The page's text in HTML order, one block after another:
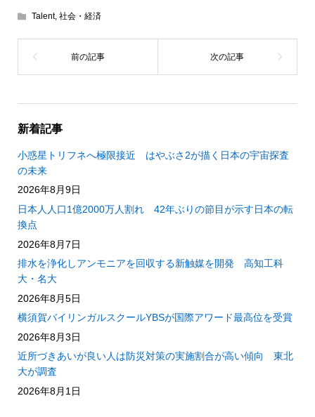
Talent, 社会・経済
新着記事
小惑星トリフネへ極限接近 はやぶさ2が描く日本の宇宙探査
の未来
2026年8月9日
日本人人口1億2000万人割れ 42年ぶりの節目が示す日本の転
換点
2026年8月7日
排水を浄化しアンモニアを回収する新触媒を開発 高知工科
大・名大
2026年8月5日
横須賀バイリンガルスクールYBSが国際アワード最高位を受賞
2026年8月3日
近所づきあいが良い人は防災対策の実施割合が高い傾向 東北
大が調査
2026年8月1日